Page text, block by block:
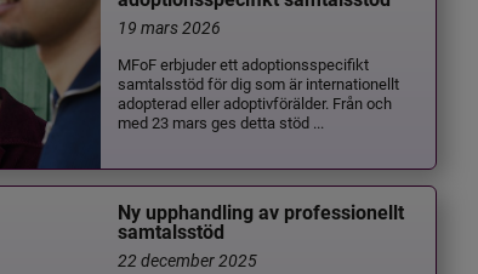
19 mars 2026
MFoF erbjuder ett adoptionsspecifikt
samtalsstöd för dig som är internationellt
adopterad eller adoptivförälder. Från och
med 23 mars ges detta stöd ...
Ny upphandling av professionellt
samtalsstöd
22 december 2025